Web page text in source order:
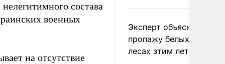
состава
военных
на отсутствие
Эксперт объяснил
пропажу белых грибов
лесах этим летом